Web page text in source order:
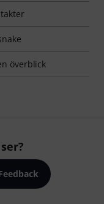
överblick